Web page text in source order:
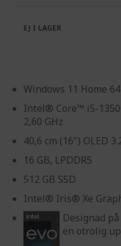
Windows 11 Home
Intel® Core™ i5-
2,60 GHz
40,6 cm (16") OLED
16 GB, LPDDR5
512 GB SSD
Intel® Iris® Xe
Designad
en otrolig
EJ I LAGER